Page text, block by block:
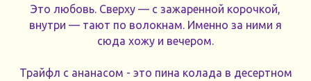
Это любовь. Сверху — с зажаренной корочкой,
внутри — тают по волокнам. Именно за ними я
сюда хожу и вечером.
Трайфл с ананасом - это пина колада в десертном